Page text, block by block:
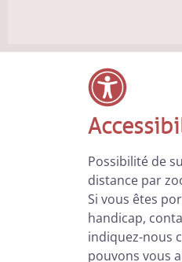
Possibilité de
distance par
Si vous êtes
handicap,
indiquez-nous
pouvons vous